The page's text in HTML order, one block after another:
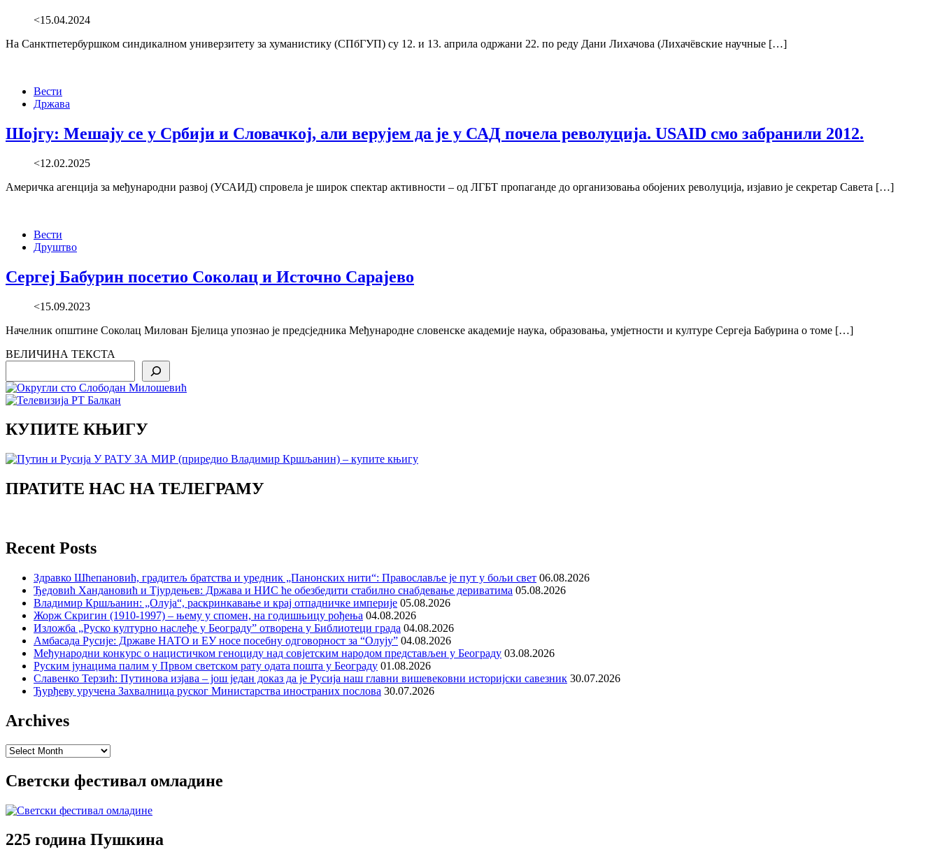
<15.04.2024
На Санктпетербуршком синдикалном универзитету за хуманистику (СПбГУП) су 12. и 13. априла одржани 22. по реду Дани Лихачова (Лихачëвские научные […]
Вести
Држава
Шојгу: Мешају се у Србији и Словачкој, али верујем да је у САД почела револуција. USAID смо забранили 2012.
<12.02.2025
Америчка агенција за међународни развој (УСАИД) спровела је широк спектар активности – од ЛГБТ пропаганде до организовања обојених револуција, изјавио је секретар Савета […]
Вести
Друштво
Сергеј Бабурин посетио Соколац и Источно Сарајево
<15.09.2023
Начелник општине Соколац Милован Бјелица упознао је предсједника Међународне словенске академије наука, образовања, умјетности и културе Сергеја Бабурина о томе […]
ВЕЛИЧИНА ТЕКСТА
КУПИТЕ КЊИГУ
ПРАТИТЕ НАС НА ТЕЛЕГРАМУ
Recent Posts
Здравко Шћепановић, градитељ братства и уредник „Панонских нити“: Православље је пут у бољи свет 06.08.2026
Ђедовић Хандановић и Тјурдењев: Држава и НИС ће обезбедити стабилно снабдевање дериватима 05.08.2026
Владимир Кршљанин: „Олуја“, раскринкавање и крај отпадничке империје 05.08.2026
Жорж Скригин (1910-1997) – њему у спомен, на годишњицу рођења 04.08.2026
Изложба „Руско културно наслеђе у Београду” отворена у Библиотеци града 04.08.2026
Амбасада Русије: Државе НАТО и ЕУ носе посебну одговорност за “Олују” 04.08.2026
Међународни конкурс о нацистичком геноциду над совјетским народом представљен у Београду 03.08.2026
Руским јунацима палим у Првом светском рату одата пошта у Београду 01.08.2026
Славенко Терзић: Путинова изјава – још један доказ да је Русија наш главни вишевековни историјски савезник 30.07.2026
Ђурђеву уручена Захвалница руског Министарства иностраних послова 30.07.2026
Archives
Archives
Светски фестивал омладине
225 година Пушкина